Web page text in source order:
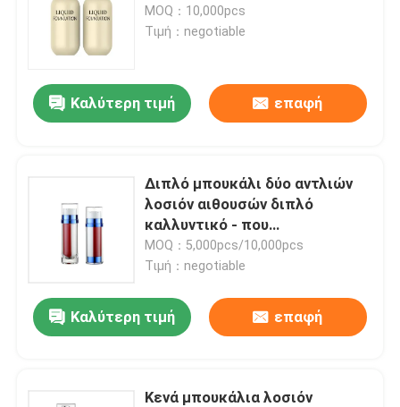
MOQ：10,000pcs
Τιμή：negotiable
Καλύτερη τιμή επαφή
Διπλό μπουκάλι δύο αντλιών
λοσιόν αιθουσών διπλό
καλλυντικό - που
πλαισιώνεται με τη σαφή ΚΑΠ
MOQ：5,000pcs/10,000pcs
Τιμή：negotiable
Καλύτερη τιμή επαφή
Κενά μπουκάλια λοσιόν